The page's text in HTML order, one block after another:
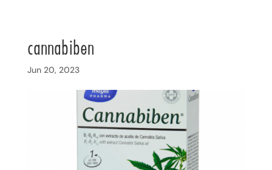
cannabiben
Jun 20, 2023